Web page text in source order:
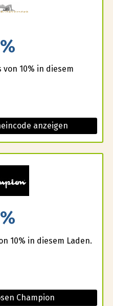
10% in diesem
anzeigen
10% in diesem Laden.
Champion